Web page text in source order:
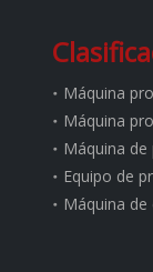
Máquina
Máquina
Máquina
Equipo de
Máquina